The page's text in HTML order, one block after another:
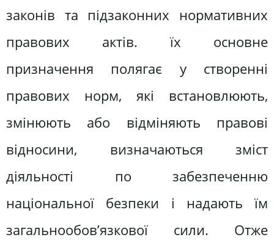
законів та підзаконних нормативних
правових актів. їх основне
призначення полягає у створенні
правових норм, які встановлюють,
змінюють або відміняють правові
відносини, визначаються зміст
діяльності по забезпеченню
національної безпеки і надають їм
загальнообов’язкової сили. Отже